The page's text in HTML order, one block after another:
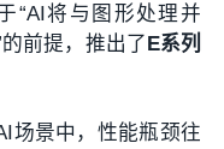
“AI将与图形处理并
前提，推出了E系列
场景中，性能瓶颈往